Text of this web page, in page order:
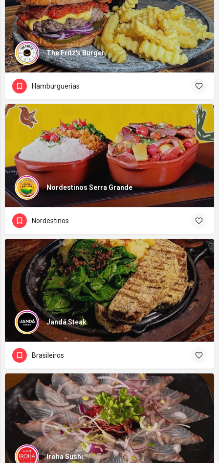
The Fritz's Burger
Hamburguerias
Nordestinos Serra Grande
Nordestinos
Jandá Steak
Brasileiros
Iroha Sushi